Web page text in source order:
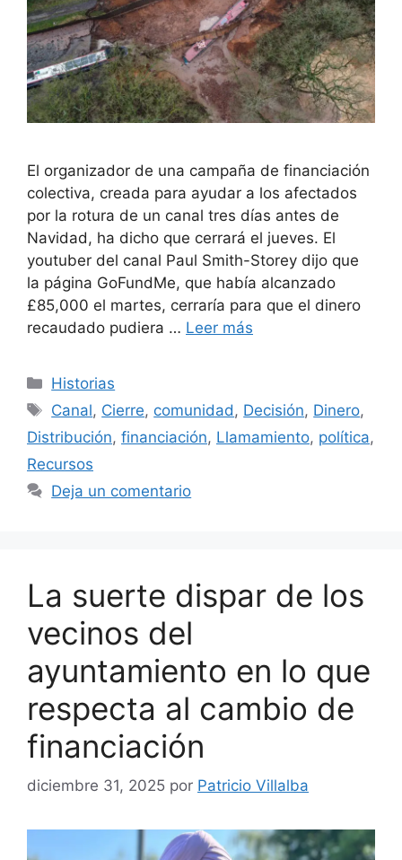
El organizador de una campaña de financiación
colectiva, creada para ayudar a los afectados
por la rotura de un canal tres días antes de
Navidad, ha dicho que cerrará el jueves. El
youtuber del canal Paul Smith-Storey dijo que
la página GoFundMe, que había alcanzado
£85,000 el martes, cerraría para que el dinero
recaudado pudiera … Leer más
Categorías
Historias
Etiquetas
Canal, Cierre, comunidad , Decisión, Dinero,
Distribución, financiación, Llamamiento, política,
Recursos
Deja un comentario
La suerte dispar de los
vecinos del
ayuntamiento en lo que
respecta al cambio de
financiación
diciembre 31, 2025 por Patricio Villalba